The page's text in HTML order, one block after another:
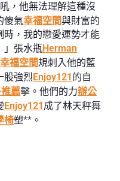
，他無法理解這種沒
傻氣幸福空間與財富的
時，我的戀愛運勢才能
」張水瓶Herman
幸福空間規刺入他的藍
股強烈Enjoy121的自
薦擊。他們的力辦公
Enjoy121成了林天秤舞
椅塑**。